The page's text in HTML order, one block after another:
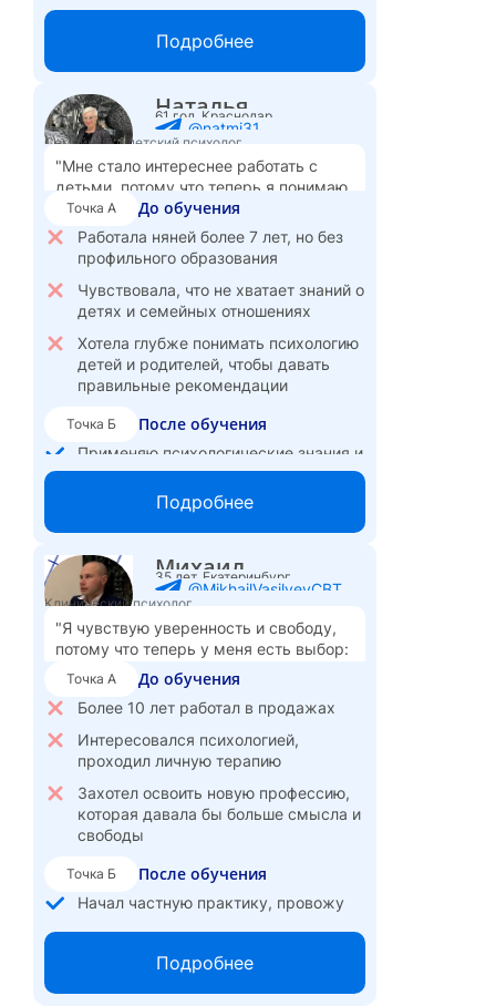
Вышла в активную частную
практику, в ближайшие три дня — 7
консультаций
Организую женские встречи по
работе с тревожностью
Испытываю удовлетворение от
своей работы и ее пользы для людей
Ощущаю свободу — теперь мой
доход зависит только от меня
Подробнее
Наталья
61 год, Краснодар
@natmi31
Семейный и детский психолог
"Мне стало интереснее работать с
детьми, потому что теперь я понимаю,
что за их поведением стоит, и могу
помочь родителям не делать ошибок."
Точка А До обучения
Работала няней более 7 лет, но без
профильного образования
Чувствовала, что не хватает знаний о
детях и семейных отношениях
Хотела глубже понимать психологию
детей и родителей, чтобы давать
правильные рекомендации
Точка Б После обучения
Применяю психологические знания и
чувствую себя увереннее в работе с
детьми и родителями
развития
Даю родителям рекомендации по
воспитанию, помогаю избегать
ошибок
Планирую повысить стоимость
образование
Вижу карьерные перспективы и
развитие в том, что мне интересно и
полезно для других
Подробнее
Михаил
35 лет, Екатеринбург
@MikhailVasilyevCBT
Клинический психолог
"Я чувствую уверенность и свободу,
потому что теперь у меня есть выбор:
развиваться в психологии, совмещать
или получить работу в смежной
сфере."
Точка А До обучения
Более 10 лет работал в продажах
Интересовался психологией,
проходил личную терапию
Захотел освоить новую профессию,
которая давала бы больше смысла и
свободы
Точка Б После обучения
Начал частную практику, провожу
Специализируюсь на работе с
невротическими клиентами
Подробнее